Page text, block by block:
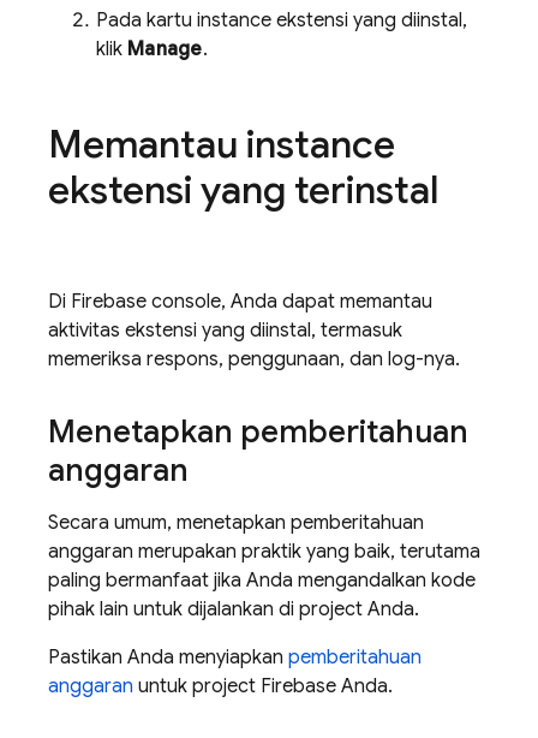
Pada kartu instance ekstensi yang diinstal,
klik Manage.
Memantau instance
ekstensi yang terinstal
Di Firebase console, Anda dapat memantau
aktivitas ekstensi yang diinstal, termasuk
memeriksa respons, penggunaan, dan log-nya.
Menetapkan pemberitahuan
anggaran
Secara umum, menetapkan pemberitahuan
anggaran merupakan praktik yang baik, terutama
paling bermanfaat jika Anda mengandalkan kode
pihak lain untuk dijalankan di project Anda.
Pastikan Anda menyiapkan pemberitahuan
anggaran untuk project Firebase Anda.